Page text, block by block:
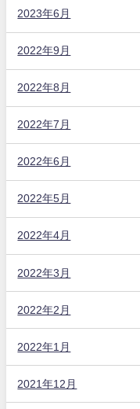
2023年6月
2022年9月
2022年8月
2022年7月
2022年6月
2022年5月
2022年4月
2022年3月
2022年2月
2022年1月
2021年12月